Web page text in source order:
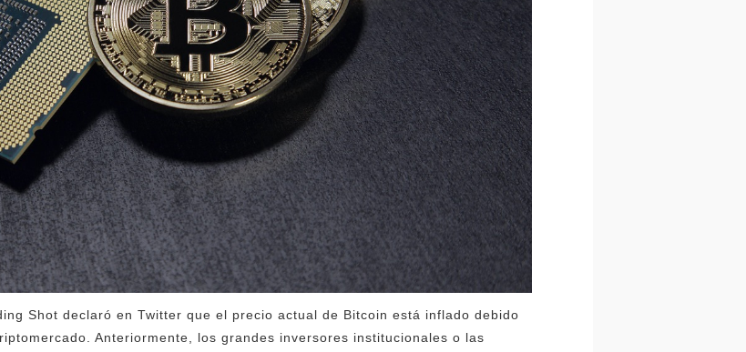
Shot declaró en Twitter que el precio actual de Bitcoin está inflado debido
Anteriormente, los grandes inversores institucionales o las